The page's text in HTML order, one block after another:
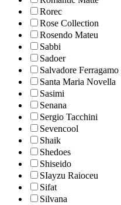
Rorec
Rose Collection
Rosendo Mateu
Sabbi
Sadoer
Salvadore Ferragamo
Santa Maria Novella
Sasimi
Senana
Sergio Tacchini
Sevencool
Shaik
Shedoes
Shiseido
SIayzu Raioceu
Sifat
Silvana